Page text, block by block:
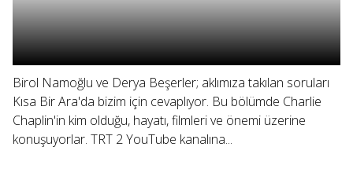
Birol Namoğlu ve Derya Beşerler; aklımıza takılan soruları
Kısa Bir Ara'da bizim için cevaplıyor. Bu bölümde Charlie
Chaplin'in kim olduğu, hayatı, filmleri ve önemi üzerine
konuşuyorlar. TRT 2 YouTube kanalına...